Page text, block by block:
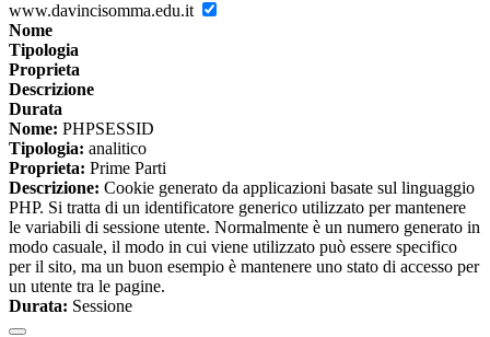
www.davincisomma.edu.it
Nome
Tipologia
Proprieta
Descrizione
Durata
Nome: PHPSESSID
Tipologia: analitico
Proprieta: Prime Parti
Descrizione: Cookie generato da applicazioni basate sul linguaggio
PHP. Si tratta di un identificatore generico utilizzato per mantenere
le variabili di sessione utente. Normalmente è un numero generato in
modo casuale, il modo in cui viene utilizzato può essere specifico
per il sito, ma un buon esempio è mantenere uno stato di accesso per
un utente tra le pagine.
Durata: Sessione